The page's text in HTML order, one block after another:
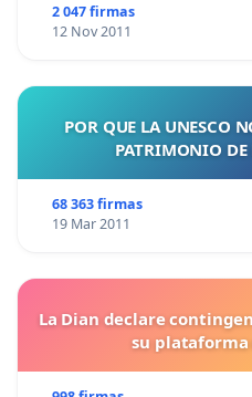
2 047 firmas
12 Nov 2011
POR QUE LA UNESCO
PATRIMONIO
68 363 firmas
19 Mar 2011
La Dian declare
su